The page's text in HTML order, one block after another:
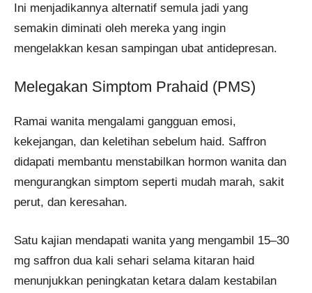
Ini menjadikannya alternatif semula jadi yang
semakin diminati oleh mereka yang ingin
mengelakkan kesan sampingan ubat antidepresan.
Melegakan Simptom Prahaid (PMS)
Ramai wanita mengalami gangguan emosi,
kekejangan, dan keletihan sebelum haid. Saffron
didapati membantu menstabilkan hormon wanita dan
mengurangkan simptom seperti mudah marah, sakit
perut, dan keresahan.
Satu kajian mendapati wanita yang mengambil 15–30
mg saffron dua kali sehari selama kitaran haid
menunjukkan peningkatan ketara dalam kestabilan